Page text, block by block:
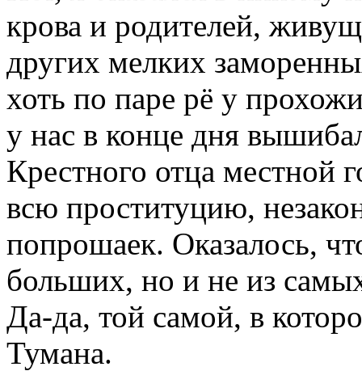
крова и родителей,
других мелких
хоть по паре рё у
у нас в конце дня
Крестного отца местной
всю проституцию,
попрошаек. Оказалось,
больших, но и не из
Да-да, той самой, в
Тумана.